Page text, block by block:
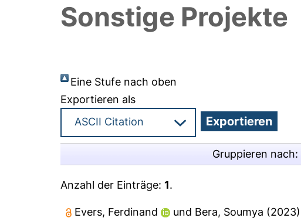
Sonstige Projekte
Eine Stufe nach oben
Exportieren als
Gruppieren nach:
Anzahl der Einträge:1.
Evers, Ferdinand und Bera, Soumya (2023)